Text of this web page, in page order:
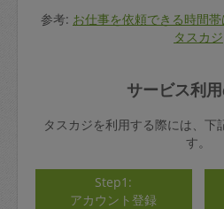
参考: お仕事を依頼できる時間
タスカジ
サービス利
タスカジを利用する際には、下
す。
Step1:
アカウント登録